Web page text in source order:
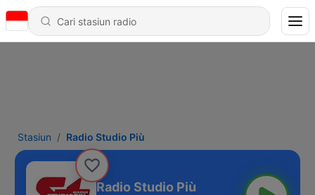
Stasiun Radio Studio Più
Radio Studio Più